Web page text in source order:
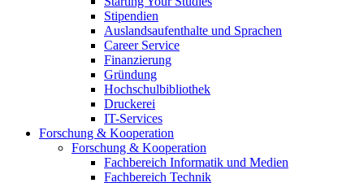
Stipendien
Auslandsaufenthalte und Sprachen
Career Service
Finanzierung
Gründung
Hochschulbibliothek
Druckerei
IT-Services
Forschung & Kooperation
Forschung & Kooperation
Fachbereich Informatik und Medien
Fachbereich Technik